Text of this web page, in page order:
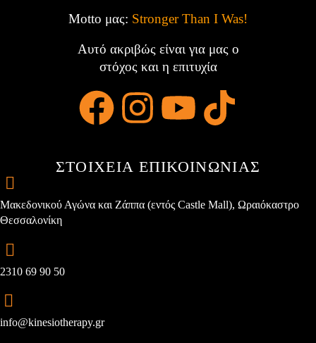
Motto μας: Stronger Than I Was!
Αυτό ακριβώς είναι για μας ο
στόχος και η επιτυχία
ΣΤΟΙΧΕΙΑ ΕΠΙΚΟΙΝΩΝΙΑΣ
Μακεδονικού Αγώνα και Ζάππα (εντός Castle Mall), Ωραιόκαστρο
Θεσσαλονίκη
2310 69 90 50
info@kinesiotherapy.gr